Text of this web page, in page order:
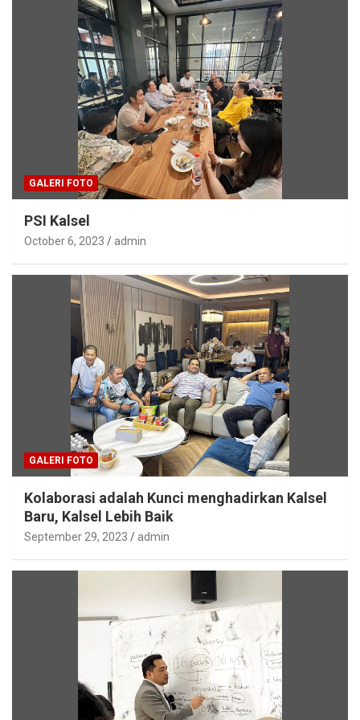
GALERI FOTO
PSI Kalsel
October 6, 2023 admin
GALERI FOTO
Kolaborasi adalah Kunci menghadirkan Kalsel
Baru, Kalsel Lebih Baik
September 29, 2023 admin